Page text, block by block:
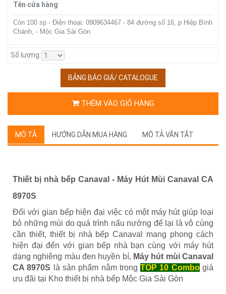
Tên cửa hàng
Còn 100 sp - Điện thoại: 0909634467 - 84 đường số 16, p Hiệp Bình
Chánh, - Mộc Gia Sài Gòn
Số lượng:
BẢNG BÁO GIÁ/ CATALOGUE
THÊM VÀO GIỎ HÀNG
MÔ TẢ HƯỚNG DẪN MUA HÀNG MÔ TẢ VẮN TẮT
Thiết bị nhà bếp Canaval - Máy Hút Mùi Canaval CA
8970S
Đối với gian bếp hiện đại việc có một máy hút giúp loại
bỏ những mùi do quá trình nấu nướng để lại là vô cùng
cần thiết, thiết bị nhà bếp Canaval mang phong cách
hiện đại đến với gian bếp nhà bạn cùng với máy hút
dạng nghiêng màu đen huyền bí, Máy hút mùi Canaval
CA 8970S
là sản phẩm nằm trongTOP 10 Combogiá
ưu đãi tại Kho thiết bị nhà bếp Mộc Gia Sài Gòn